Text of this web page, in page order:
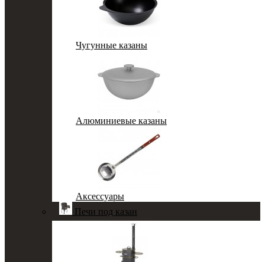
Чугунные казаны
Алюминиевые казаны
Аксессуары
Печи под казан